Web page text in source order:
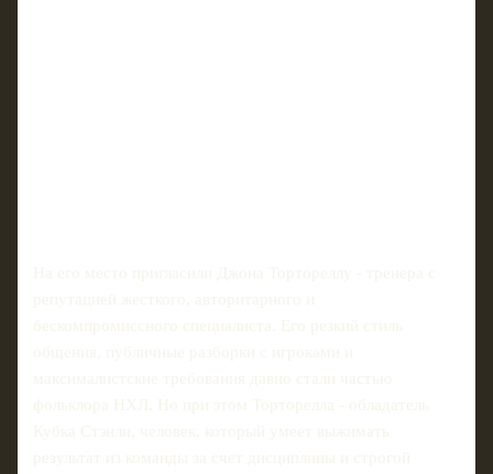
На его место пригласили Джона Тортореллу - тренера с
репутацией жесткого, авторитарного и
бескомпромиссного специалиста. Его резкий стиль
общения, публичные разборки с игроками и
максималистские требования давно стали частью
фольклора НХЛ. Но при этом Торторелла - обладатель
Кубка Стэнли, человек, который умеет выжимать
результат из команды за счет дисциплины и строгой